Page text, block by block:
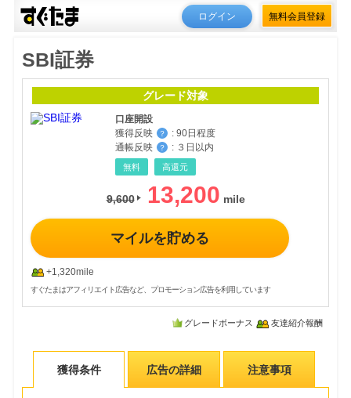
ログイン 無料会員登録
SBI証券
グレード対象
口座開設
獲得反映
？ : 90日程度
通帳反映
？ : ３日以内
無料 高還元
9,600 13,200
マイルを貯める
+1,320mile
すぐたまはアフィリエイト広告など、プロモーション広告を利用しています
グレードボーナス 友達紹介報酬
獲得条件 広告の詳細 注意事項